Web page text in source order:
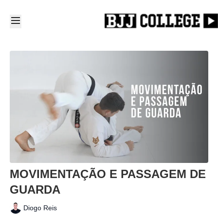
MOVIMENTAÇÃO E PASSAGEM DE
GUARDA
Diogo Reis